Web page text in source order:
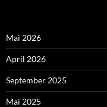
Mai 2026
April 2026
September 2025
Mai 2025